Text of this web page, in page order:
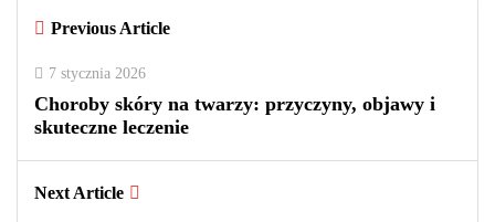
Previous Article
7 stycznia 2026
Choroby skóry na twarzy: przyczyny, objawy i
skuteczne leczenie
Next Article